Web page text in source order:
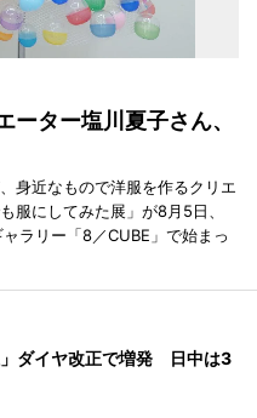
ーター塩川夏子さん、
身近なもので洋服を作るクリエ
服にしてみた展」が8月5日、
ラリー「8／CUBE」で始まっ
ダイヤ改正で増発 日中は3